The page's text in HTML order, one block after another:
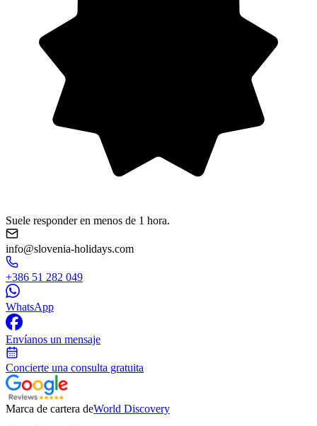
Suele responder en menos de 1 hora.
info@slovenia-holidays.com
+386 51 282 049
WhatsApp
Envíanos un mensaje
Concierte una consulta gratuita
Marca de cartera deWorld Discovery